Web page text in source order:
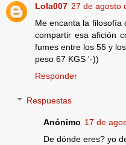
Lola007 27 de agosto
Me encanta la filosofía
compartir esa afición
fumes entre los 55 y
peso 67 KGS '-))
Responder
Respuestas
Anónimo 17 de
De dónde eres? yo